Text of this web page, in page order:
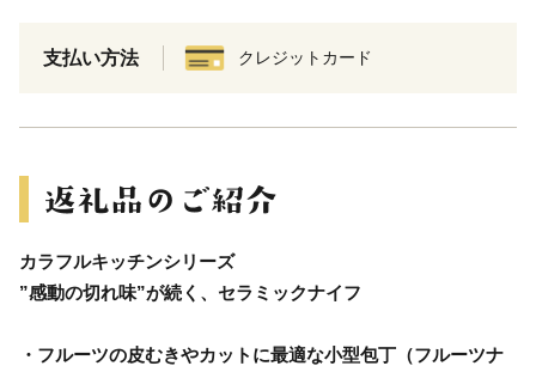
支払い方法 クレジットカード
カラフルキッチンシリーズ
”感動の切れ味”が続く、セラミックナイフ
・フルーツの皮むきやカットに最適な小型包丁（フルーツナ